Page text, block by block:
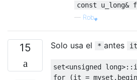
const
— Robᵩ
15 Solo usa el * antes it
set<unsigned long
for (it =